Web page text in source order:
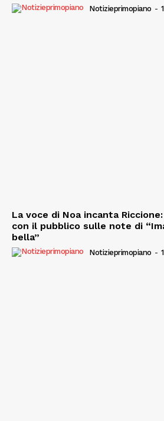
Notizieprimopiano -
La voce di Noa incanta
con il pubblico sulle note di
bella”
Notizieprimopiano -